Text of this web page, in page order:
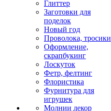
Глиттер
Заготовки для
поделок
Новый год
Проволока, тросики
Оформление,
скрапбукинг
Лоскуток
Фетр, фелтинг
Флористика
Фурнитура для
игрушек
Молнии декор